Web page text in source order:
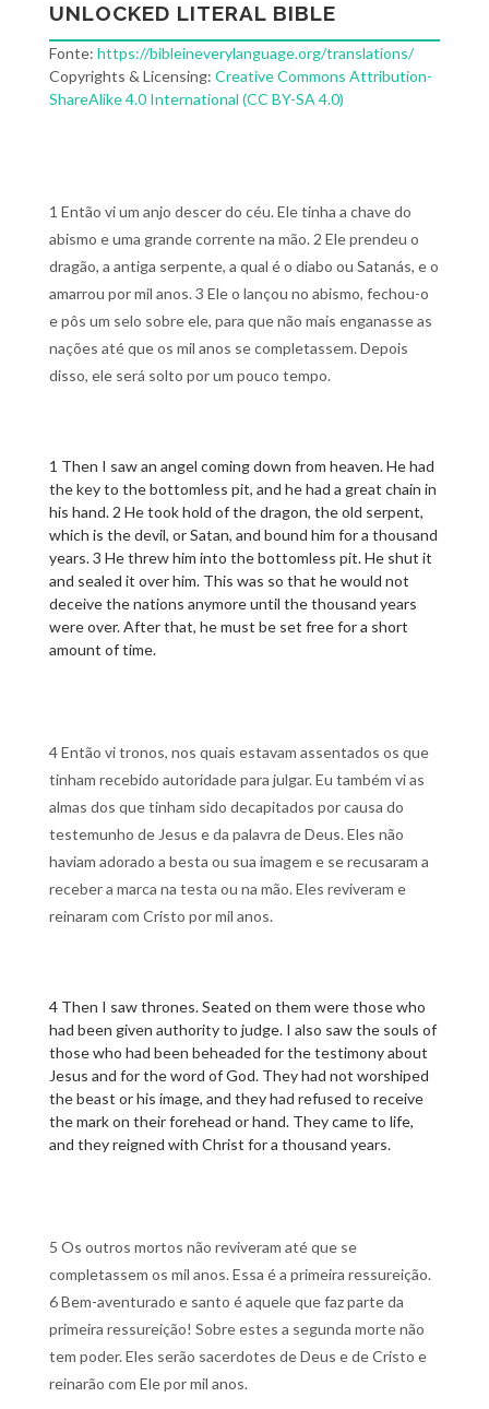
UNLOCKED LITERAL BIBLE
Fonte: https://bibleineverylanguage.org/translations/
Copyrights & Licensing: Creative Commons Attribution-
ShareAlike 4.0 International (CC BY-SA 4.0)
1 Então vi um anjo descer do céu. Ele tinha a chave do
abismo e uma grande corrente na mão. 2 Ele prendeu o
dragão, a antiga serpente, a qual é o diabo ou Satanás, e o
amarrou por mil anos. 3 Ele o lançou no abismo, fechou-o
e pôs um selo sobre ele, para que não mais enganasse as
nações até que os mil anos se completassem. Depois
disso, ele será solto por um pouco tempo.
1 Then I saw an angel coming down from heaven. He had
the key to the bottomless pit, and he had a great chain in
his hand. 2 He took hold of the dragon, the old serpent,
which is the devil, or Satan, and bound him for a thousand
years. 3 He threw him into the bottomless pit. He shut it
and sealed it over him. This was so that he would not
deceive the nations anymore until the thousand years
were over. After that, he must be set free for a short
amount of time.
4 Então vi tronos, nos quais estavam assentados os que
tinham recebido autoridade para julgar. Eu também vi as
almas dos que tinham sido decapitados por causa do
testemunho de Jesus e da palavra de Deus. Eles não
haviam adorado a besta ou sua imagem e se recusaram a
receber a marca na testa ou na mão. Eles reviveram e
reinaram com Cristo por mil anos.
4 Then I saw thrones. Seated on them were those who
had been given authority to judge. I also saw the souls of
those who had been beheaded for the testimony about
Jesus and for the word of God. They had not worshiped
the beast or his image, and they had refused to receive
the mark on their forehead or hand. They came to life,
and they reigned with Christ for a thousand years.
5 Os outros mortos não reviveram até que se
completassem os mil anos. Essa é a primeira ressureição.
6 Bem-aventurado e santo é aquele que faz parte da
primeira ressureição! Sobre estes a segunda morte não
tem poder. Eles serão sacerdotes de Deus e de Cristo e
reinarão com Ele por mil anos.